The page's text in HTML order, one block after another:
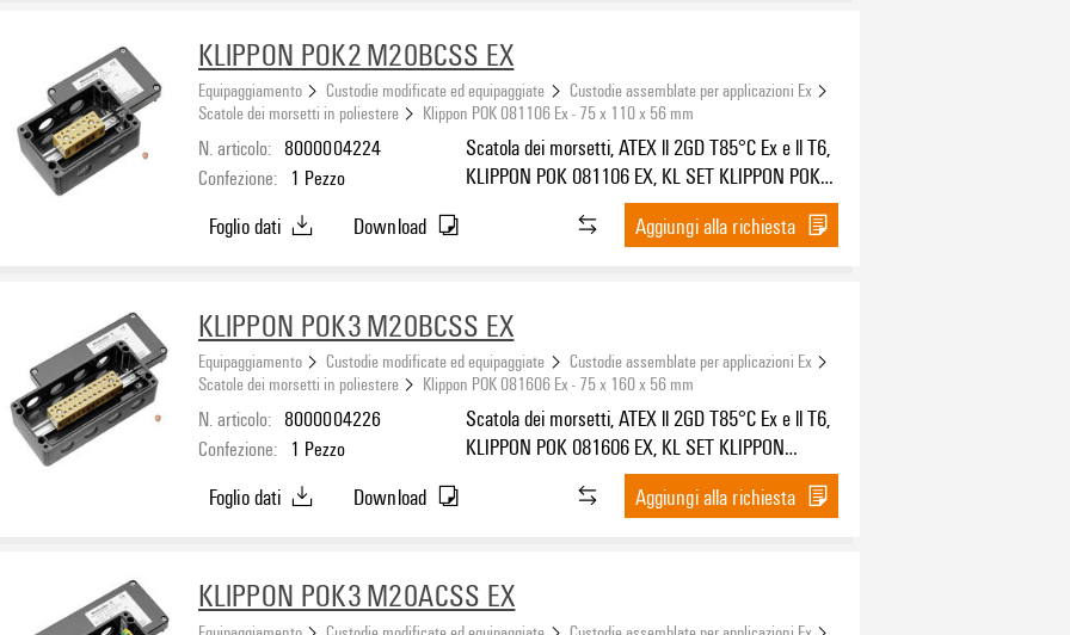
KLIPPON POK2 M20BCSS EX
Equipaggiamento Custodie modificate ed equipaggiate
Custodie assemblate per applicazioni Ex
Scatole dei morsetti in poliestere
Klippon POK 081106 Ex - 75 x 110 x 56 mm
N. articolo: 8000004224
Confezione: 1 Pezzo
Scatola dei morsetti, ATEX ll 2GD T85°C Ex e ll T6,
KLIPPON POK 081106 EX, KL SET KLIPPON POK2
BK6Fori lato A: 2 x M20x1,5, Fori lato B: 2 x
Foglio dati Download Aggiungi alla richiesta
KLIPPON POK3 M20BCSS EX
Equipaggiamento Custodie modificate ed equipaggiate
Custodie assemblate per applicazioni Ex
Scatole dei morsetti in poliestere
Klippon POK 081606 Ex - 75 x 160 x 56 mm
N. articolo: 8000004226
Confezione: 1 Pezzo
Scatola dei morsetti, ATEX ll 2GD T85°C Ex e ll T6,
KLIPPON POK 081606 EX, KL SET KLIPPON
POK3BK12Fori lato A: 4 x M20x1,5, Fori lato B: 4 x
Foglio dati Download Aggiungi alla richiesta
KLIPPON POK3 M20ACSS EX